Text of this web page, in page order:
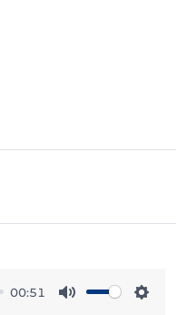
00:51